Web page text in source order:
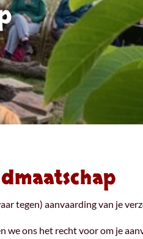
tegen) aanvaarding van je
we ons het recht voor om je